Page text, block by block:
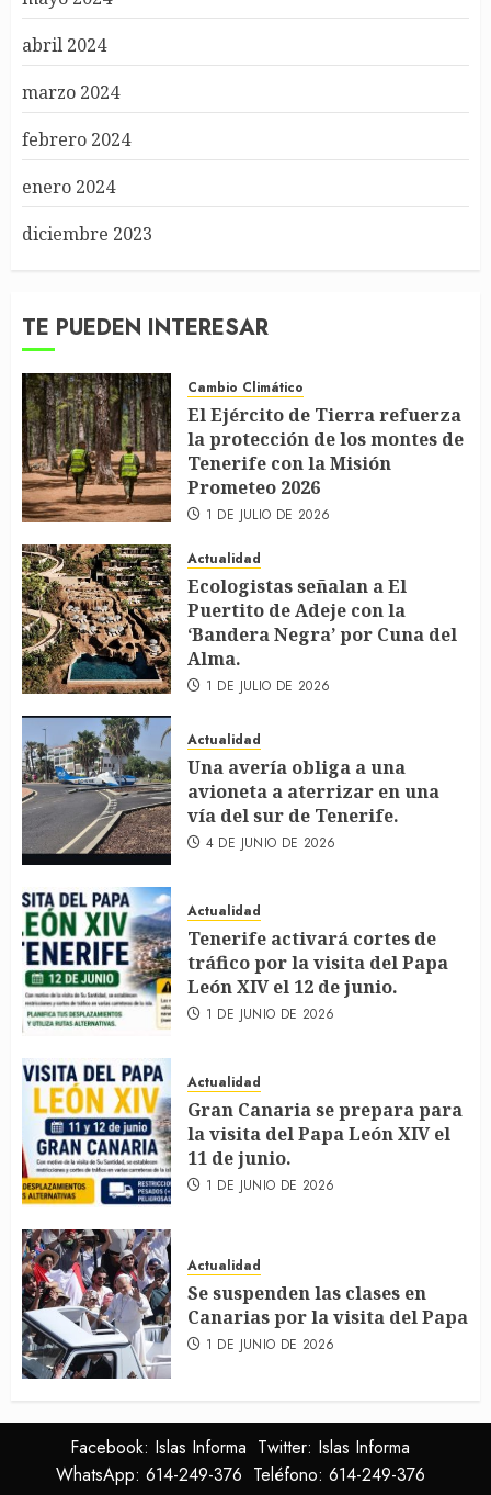
abril 2024
marzo 2024
febrero 2024
enero 2024
diciembre 2023
TE PUEDEN INTERESAR
Cambio Climático
El Ejército de Tierra refuerza
la protección de los montes de
Tenerife con la Misión
Prometeo 2026
1 DE JULIO DE 2026
Actualidad
Ecologistas señalan a El
Puertito de Adeje con la
‘Bandera Negra’ por Cuna del
Alma.
1 DE JULIO DE 2026
Actualidad
Una avería obliga a una
avioneta a aterrizar en una
vía del sur de Tenerife.
4 DE JUNIO DE 2026
Actualidad
Tenerife activará cortes de
tráfico por la visita del Papa
León XIV el 12 de junio.
1 DE JUNIO DE 2026
Actualidad
Gran Canaria se prepara para
la visita del Papa León XIV el
11 de junio.
1 DE JUNIO DE 2026
Actualidad
Se suspenden las clases en
Canarias por la visita del Papa
1 DE JUNIO DE 2026
Facebook: Islas Informa Twitter: Islas Informa
WhatsApp: 614-249-376 Teléfono: 614-249-376